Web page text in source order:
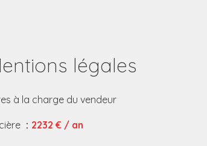
légales
à la charge du vendeur
2232 € / an